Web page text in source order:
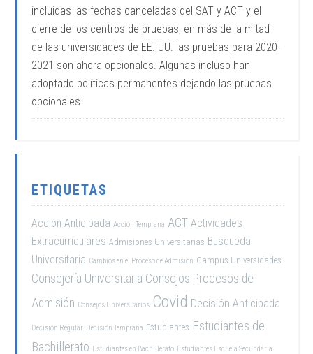
incluidas las fechas canceladas del SAT y ACT y el
cierre de los centros de pruebas, en más de la mitad
de las universidades de EE. UU. las pruebas para 2020-
2021 son ahora opcionales. Algunas incluso han
adoptado políticas permanentes dejando las pruebas
opcionales.
ETIQUETAS
Acción Anticipada Acción Temprana ACT Actividades
Extracurriculares Admisiones Universitarias Busqueda
Universitaria Cambios en el Proceso de Admisión Campus Universidades
Consejería Universitaria Consejos Procesos de
Admisión Consejos Universitarios Covid Decisión Anticipada
Decisión Regular Decisión Temprana Estudiantes Estudiantes de
Bachillerato Estudiantes en Bachillerato Estudiantes Escuela Secundaria